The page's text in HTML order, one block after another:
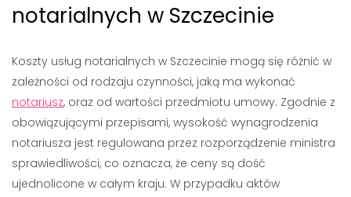
notarialnych w Szczecinie
Koszty usług notarialnych w Szczecinie mogą się różnić w
zależności od rodzaju czynności, jaką ma wykonać
notariusz, oraz od wartości przedmiotu umowy. Zgodnie z
obowiązującymi przepisami, wysokość wynagrodzenia
notariusza jest regulowana przez rozporządzenie ministra
sprawiedliwości, co oznacza, że ceny są dość
ujednolicone w całym kraju. W przypadku aktów